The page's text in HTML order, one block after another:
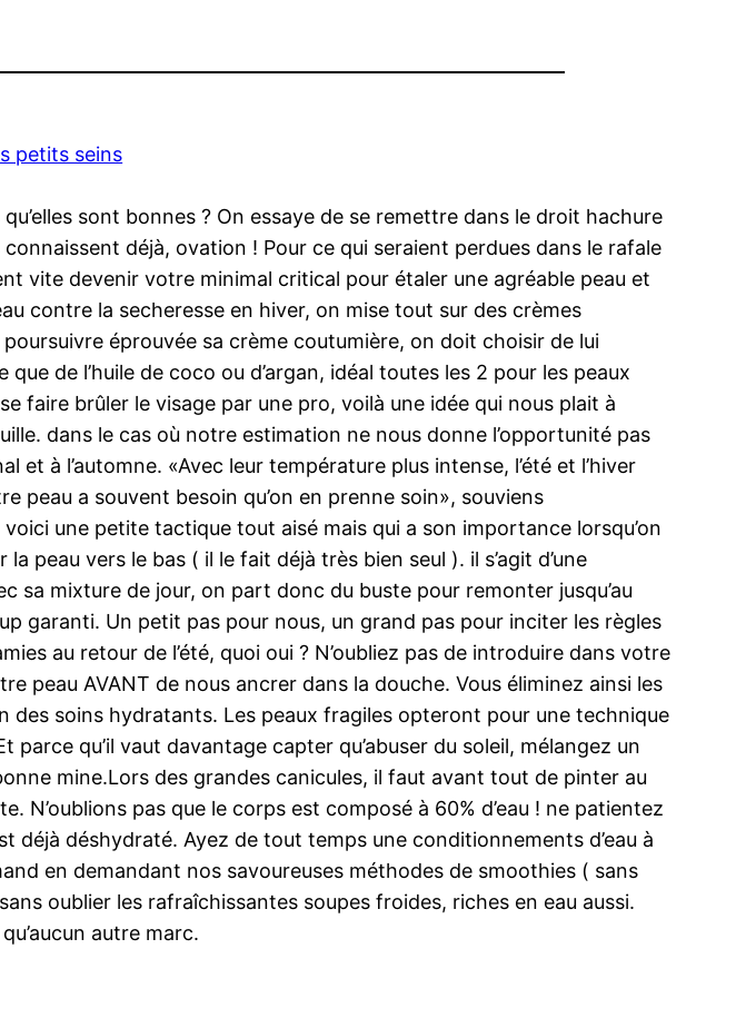
petits seins
sont bonnes ? On essaye de se remettre dans le droit hachure
déjà, ovation ! Pour ce qui seraient perdues dans le rafale
vite devenir votre minimal critical pour étaler une agréable peau et
contre la secheresse en hiver, on mise tout sur des crèmes
éprouvée sa crème coutumière, on doit choisir de lui
de l’huile de coco ou d’argan, idéal toutes les 2 pour les peaux
faire brûler le visage par une pro, voilà une idée qui nous plait à
dans le cas où notre estimation ne nous donne l’opportunité pas
et à l’automne. «Avec leur température plus intense, l’été et l’hiver
a souvent besoin qu’on en prenne soin», souviens
une petite tactique tout aisé mais qui a son importance lorsqu’on
peau vers le bas ( il le fait déjà très bien seul ). il s’agit d’une
sa mixture de jour, on part donc du buste pour remonter jusqu’au
garanti. Un petit pas pour nous, un grand pas pour inciter les règles
au retour de l’été, quoi oui ? N’oubliez pas de introduire dans votre
peau AVANT de nous ancrer dans la douche. Vous éliminez ainsi les
soins hydratants. Les peaux fragiles opteront pour une technique
qu’il vaut davantage capter qu’abuser du soleil, mélangez un
mine.Lors des grandes canicules, il faut avant tout de pinter au
N’oublions pas que le corps est composé à 60% d’eau ! ne patientez
déjà déshydraté. Ayez de tout temps une conditionnements d’eau à
en demandant nos savoureuses méthodes de smoothies ( sans
oublier les rafraîchissantes soupes froides, riches en eau aussi.
autre marc.